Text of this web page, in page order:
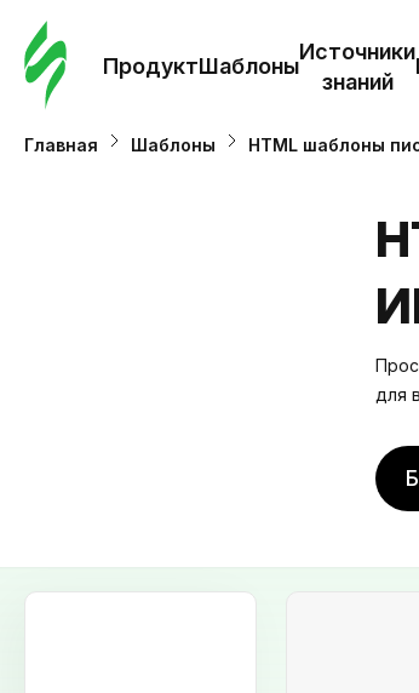
ПродуктШаблоны
Источники
знаний
Главная Шаблоны HTML шаблоны
для